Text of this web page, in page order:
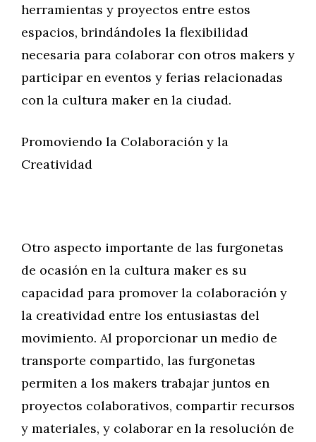
herramientas y proyectos entre estos
espacios, brindándoles la flexibilidad
necesaria para colaborar con otros makers y
participar en eventos y ferias relacionadas
con la cultura maker en la ciudad.
Promoviendo la Colaboración y la
Creatividad
Otro aspecto importante de las furgonetas
de ocasión en la cultura maker es su
capacidad para promover la colaboración y
la creatividad entre los entusiastas del
movimiento. Al proporcionar un medio de
transporte compartido, las furgonetas
permiten a los makers trabajar juntos en
proyectos colaborativos, compartir recursos
y materiales, y colaborar en la resolución de